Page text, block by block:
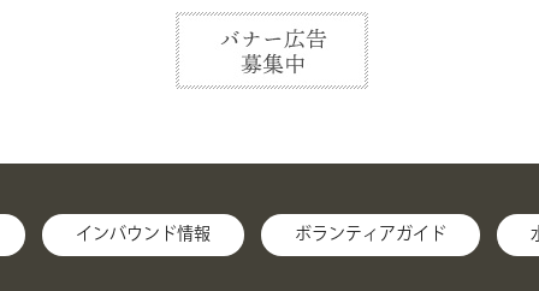
インバウンド情報 ボランティアガイド